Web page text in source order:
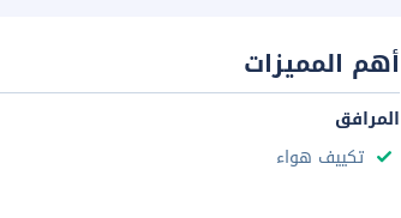
أهم المميزات
المرافق
تكييف هواء